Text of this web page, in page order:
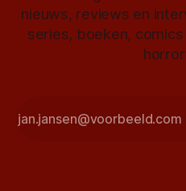
nieuws, reviews en
series, boeken,